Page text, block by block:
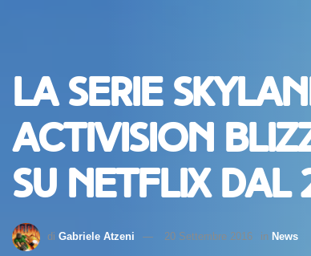
La serie
Activision
su Netflix dal
di Gabriele Atzeni 20 Settembre 2016 in News